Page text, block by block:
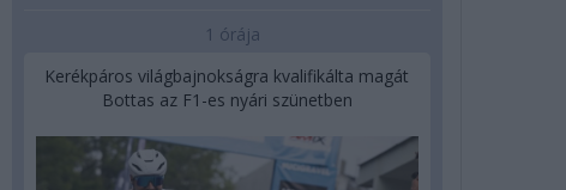
1 órája
Kerékpáros világbajnokságra kvalifikálta magát
Bottas az F1-es nyári szünetben